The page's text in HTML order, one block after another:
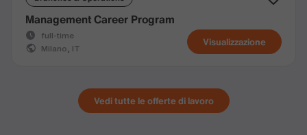
Visualizzazione
Management Career Program
full-time
Milano, IT
Vedi tutte le offerte di lavoro